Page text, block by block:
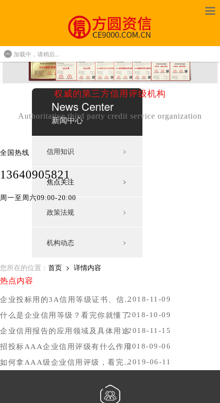
权威的第三方信用评级机构
Authoritative third party credit service organization
全国热线
13640905821
周一至周六09:00-20:00
News Center
新闻中心
信用知识 ﹥
焦点关注 ﹥
政策法规 ﹥
机构动态 ﹥
您所在的位置： 首页 > 详情内容
热点内容
企业投标用的3A信用等级证书、信用报告办理时间，哪里办比较好？2018-11-09
什么是企业信用等级？看完你就懂了2018-10-09
企业信用报告的应用领域及具体用途2018-11-15
招投标AAA企业信用评级有什么作用2018-09-06
如何拿AAA级企业信用评级，看完你就懂了2019-06-11
加载中，请稍后...